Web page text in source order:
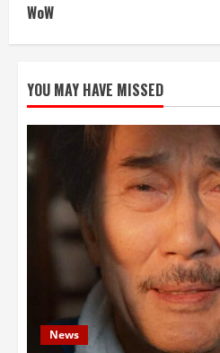
WoW
YOU MAY HAVE MISSED
News